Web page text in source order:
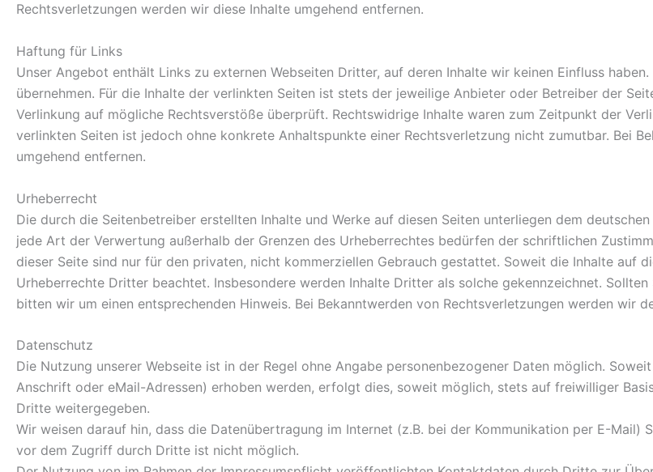
Rechtsverletzungen werden wir diese Inhalte umgehend entfernen.
Haftung für Links
Unser Angebot enthält Links zu externen Webseiten Dritter, auf deren Inhalte wir keinen Einfluss
übernehmen. Für die Inhalte der verlinkten Seiten ist stets der jeweilige Anbieter oder Betreiber der
Verlinkung auf mögliche Rechtsverstöße überprüft. Rechtswidrige Inhalte waren zum Zeitpunkt der
verlinkten Seiten ist jedoch ohne konkrete Anhaltspunkte einer Rechtsverletzung nicht zumutbar. Bei
umgehend entfernen.
Urheberrecht
Die durch die Seitenbetreiber erstellten Inhalte und Werke auf diesen Seiten unterliegen dem
jede Art der Verwertung außerhalb der Grenzen des Urheberrechtes bedürfen der schriftlichen
dieser Seite sind nur für den privaten, nicht kommerziellen Gebrauch gestattet. Soweit die Inhalte auf
Urheberrechte Dritter beachtet. Insbesondere werden Inhalte Dritter als solche gekennzeichnet.
bitten wir um einen entsprechenden Hinweis. Bei Bekanntwerden von Rechtsverletzungen werden wir
Datenschutz
Die Nutzung unserer Webseite ist in der Regel ohne Angabe personenbezogener Daten möglich.
Anschrift oder eMail-Adressen) erhoben werden, erfolgt dies, soweit möglich, stets auf freiwilliger
Dritte weitergegeben.
Wir weisen darauf hin, dass die Datenübertragung im Internet (z.B. bei der Kommunikation per E-Mail)
vor dem Zugriff durch Dritte ist nicht möglich.